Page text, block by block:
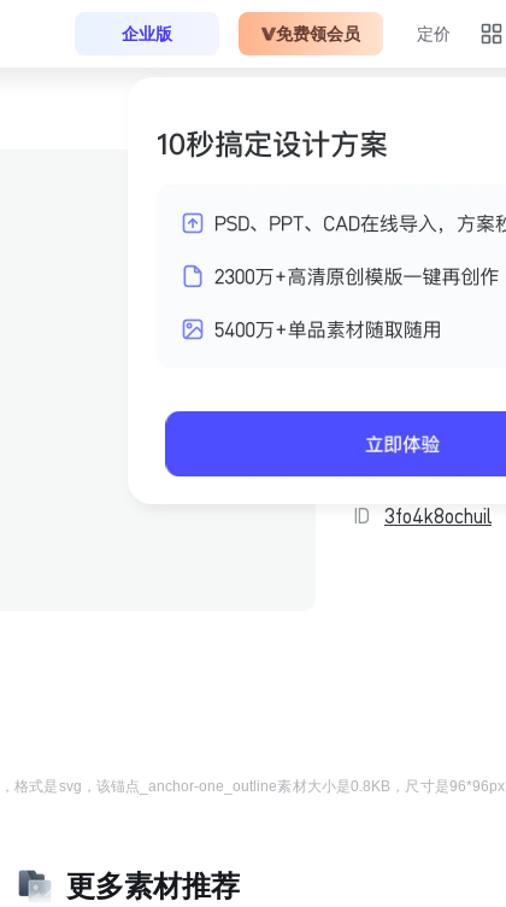
企业版 免费领会员 定价
锚点
格式
ID 3fo4k8ochuil
，格式是svg ，该锚点_anchor-one_outline素材大小是0.8KB ，尺寸是96*96
更多素材推荐